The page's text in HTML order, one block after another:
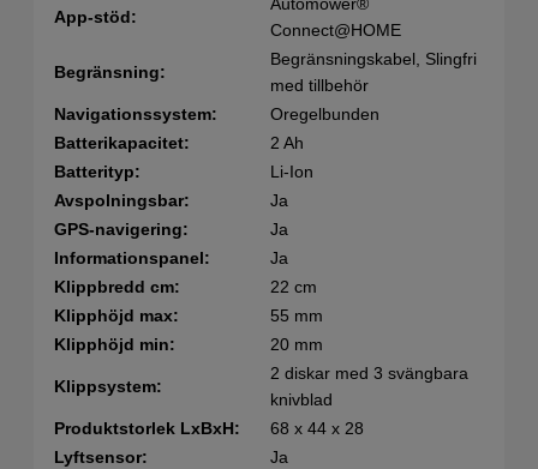
App-stöd:
Connect@HOME
Begränsning:
Begränsningskabel, Slingfri
med tillbehör
Navigationssystem:
Oregelbunden
Batterikapacitet:
2 Ah
Batterityp:
Li-Ion
Avspolningsbar:
Ja
GPS-navigering:
Ja
Informationspanel:
Ja
Klippbredd cm:
22 cm
Klipphöjd max:
55 mm
Klipphöjd min:
20 mm
Klippsystem:
2 diskar med 3 svängbara
knivblad
Produktstorlek LxBxH:
68 x 44 x 28
Lyftsensor:
Ja